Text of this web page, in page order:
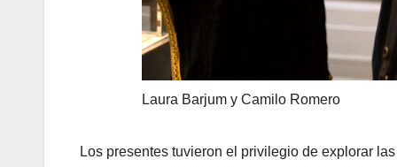
Laura Barjum y Camilo Romero
Los presentes tuvieron el privilegio de explorar